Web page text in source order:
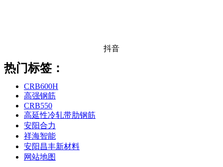
抖音
热门标签：
CRB600H
高强钢筋
CRB550
高延性冷轧带肋钢筋
安阳合力
祥海智能
安阳昌丰新材料
网站地图